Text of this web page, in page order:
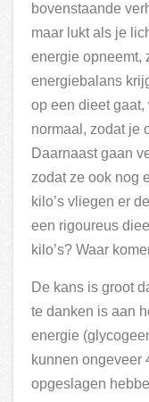
bovenstaande
maar lukt als je
energie opneemt,
energiebalans
op een dieet
normaal, zodat je
Daarnaast gaan
zodat ze ook nog
kilo’s vliegen er
een rigoureus
kilo’s? Waar
De kans is groot
te danken is aan
energie
kunnen ongeveer
opgeslagen